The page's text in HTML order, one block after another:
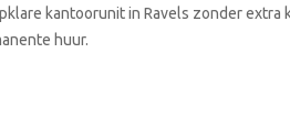
kantoorunit in Ravels zonder extra
huur.